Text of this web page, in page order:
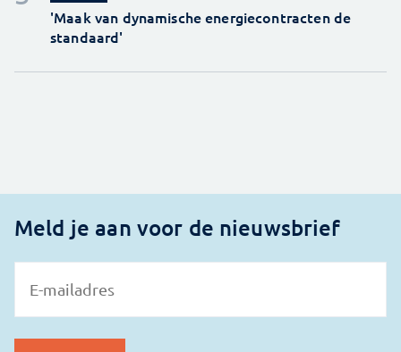
'Maak van dynamische energiecontracten de
standaard'
Meld je aan voor de nieuwsbrief